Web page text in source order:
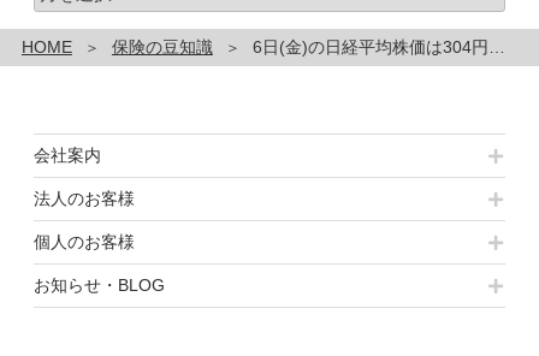
ー
カ
イ
HOME 保険の豆知識 6日(金)の日経平均株価は304円安の3万9091円～本日のネタ 『急騰するコイン』
会社案内
法人のお客様
個人のお客様
お知らせ・BLOG